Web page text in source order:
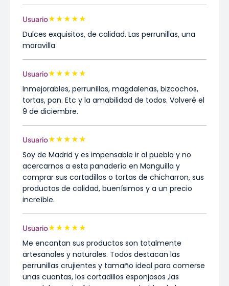
Usuario★★★★★
Dulces exquisitos, de calidad. Las perrunillas, una
maravilla
Usuario★★★★★
Inmejorables, perrunillas, magdalenas, bizcochos,
tortas, pan. Etc y la amabilidad de todos. Volveré el
9 de diciembre.
Usuario★★★★★
Soy de Madrid y es impensable ir al pueblo y no
acercarnos a esta panadería en Manguilla y
comprar sus cortadillos o tortas de chicharron, sus
productos de calidad, buenísimos y a un precio
increíble.
Usuario★★★★★
Me encantan sus productos son totalmente
artesanales y naturales. Todos destacan las
perrunillas crujientes y tamaño ideal para comerse
unas cuantas, los cortadillos esponjosos ,las